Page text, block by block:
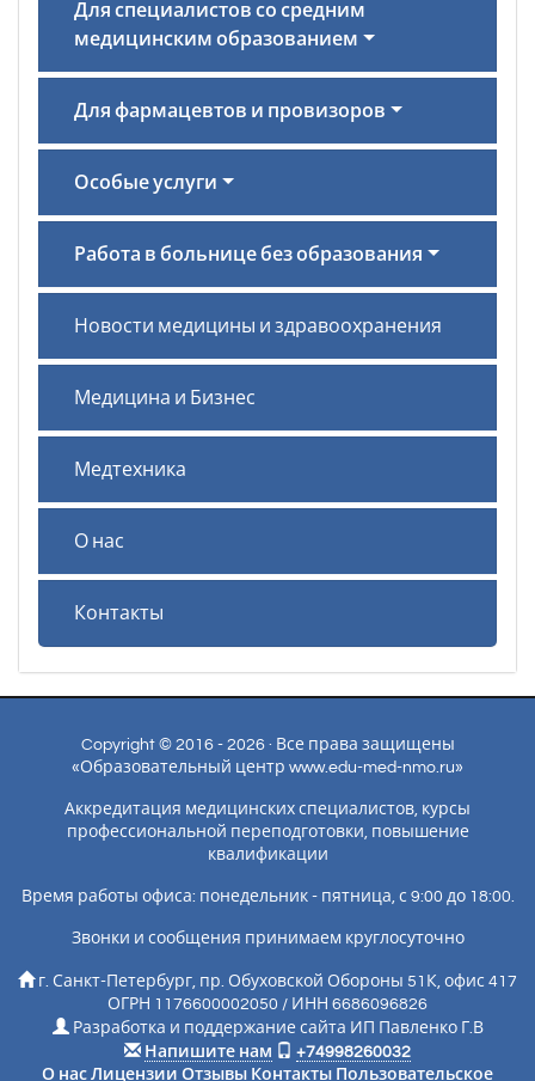
Для специалистов со средним
медицинским образованием
Для фармацевтов и провизоров
Особые услуги
Работа в больнице без образования
Новости медицины и здравоохранения
Медицина и Бизнес
Медтехника
О нас
Контакты
Copyright © 2016 - 2026 · Все права защищены
«Образовательный центр www.edu-med-nmo.ru»
Аккредитация медицинских специалистов, курсы
профессиональной переподготовки, повышение
квалификации
Время работы офиса: понедельник - пятница, с 9:00 до 18:00.
Звонки и сообщения принимаем круглосуточно
г. Санкт-Петербург, пр. Обуховской Обороны 51К, офис 417
ОГРН 1176600002050 / ИНН 6686096826
Разработка и поддержание сайта ИП Павленко Г.В
Напишите нам
+74998260032
О нас Лицензии Отзывы Контакты Пользовательское